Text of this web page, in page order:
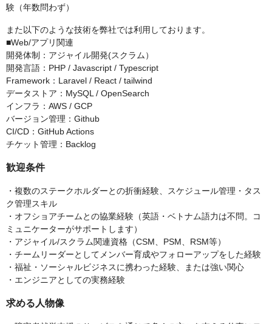
験（年数問わず）
また以下のような技術を弊社では利用しております。
■Web/アプリ関連
開発体制：アジャイル開発(スクラム）
開発言語：PHP / Javascript / Typescript
Framework：Laravel / React / tailwind
データストア：MySQL / OpenSearch
インフラ：AWS / GCP
バージョン管理：Github
CI/CD：GitHub Actions
チケット管理：Backlog
歓迎条件
・複数のステークホルダーとの折衝経験、スケジュール管理・タス
ク管理スキル
・オフショアチームとの協業経験（英語・ベトナム語力は不問。コ
ミュニケーターがサポートします）
・アジャイル/スクラム関連資格（CSM、PSM、RSM等）
・チームリーダーとしてメンバー育成やフォローアップをした経験
・福祉・ソーシャルビジネスに携わった経験、または強い関心
・エンジニアとしての実務経験
求める人物像